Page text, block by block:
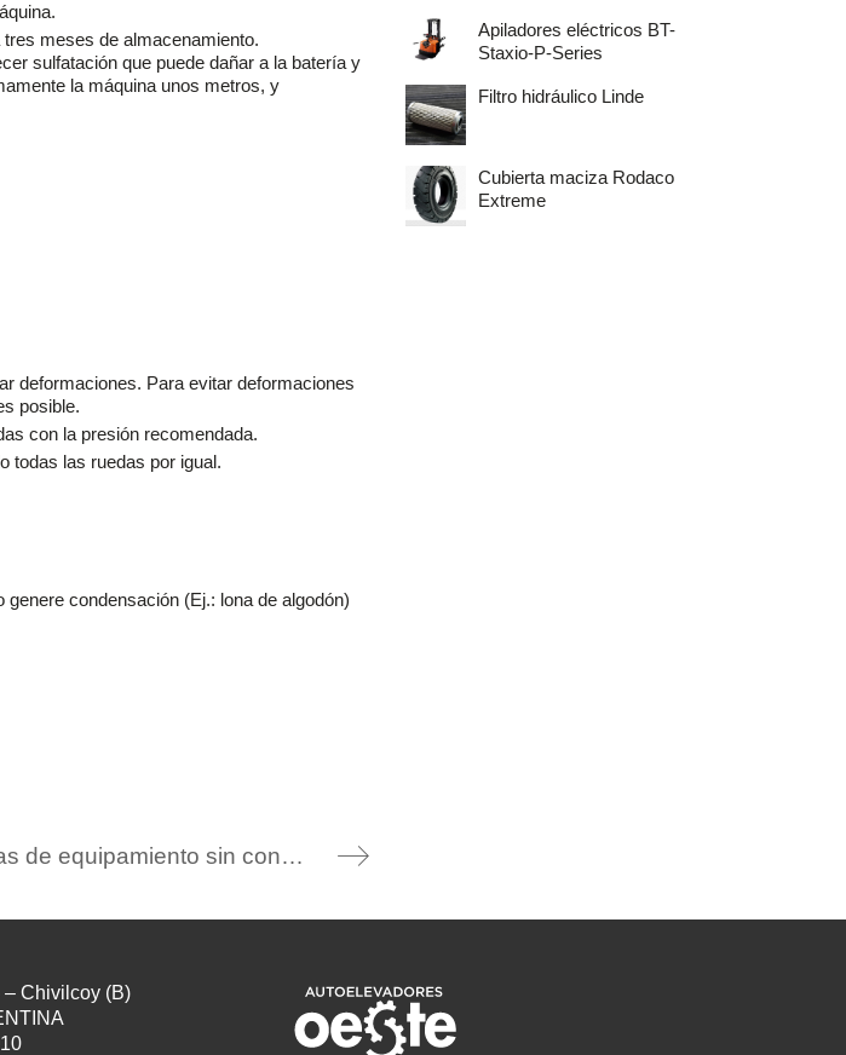
meses de almacenamiento.
sulfatación que puede dañar a la batería y
la máquina unos metros, y
deformaciones. Para evitar deformaciones
posible.
con la presión recomendada.
todas las ruedas por igual.
condensación (Ej.: lona de algodón)
Las ofertas de equipamiento sin conductor de Toyota Argentina
Apiladores eléctricos BT-
Staxio-P-Series
Filtro hidráulico Linde
Cubierta maciza Rodaco
Extreme
– Chivilcoy (B)